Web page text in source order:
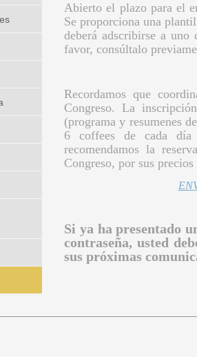
Abierto el plazo para el
Se proporciona una
deberá adscribirse a uno
favor, consúltalo
Recordamos que
Congreso. La
(programa y resumenes
6 coffees de cada día
recomendamos la
Congreso, por sus
Si ya ha presentado
contraseña, usted
sus próximas